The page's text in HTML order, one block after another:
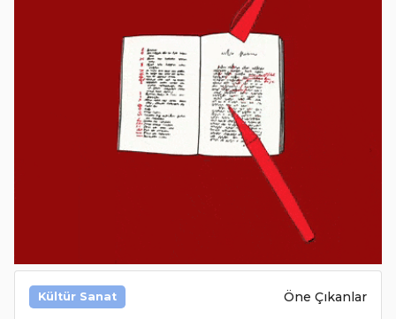
Kültür Sanat Öne Çıkanlar